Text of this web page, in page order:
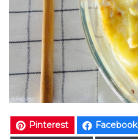
Pinterest Facebook